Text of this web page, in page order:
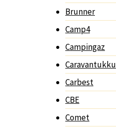
Brunner
Camp4
Campingaz
Caravantukku
Carbest
CBE
Comet